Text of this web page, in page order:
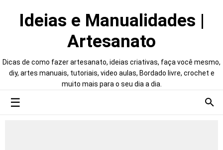
Ideias e Manualidades |
Artesanato
Dicas de como fazer artesanato, ideias criativas, faça você mesmo,
diy, artes manuais, tutoriais, video aulas, Bordado livre, crochet e
muito mais para o seu dia a dia.